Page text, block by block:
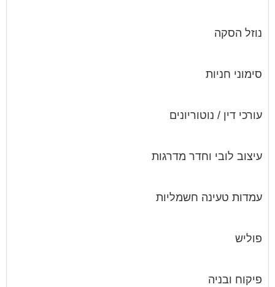
נוזל הסקה
סימוני חניות
עורכי דין / נוטוריונים
עיצוב לובי וחדר מדרגות
עמדות טעינה חשמליות
פוליש
פיקוח ובניה